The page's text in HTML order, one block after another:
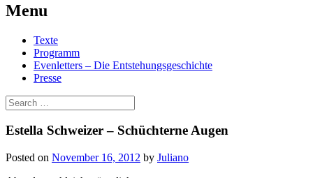
Menu
Skip
content
Texte
Programm
Evenletters – Die Entstehungsgeschichte
Presse
Search
for:
Estella Schweizer – Schüchterne Augen
Posted on November 16, 2012 by Juliano